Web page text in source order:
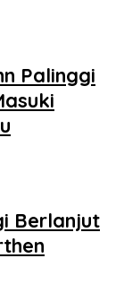
Palinggi
Berlanjut